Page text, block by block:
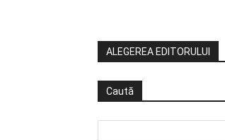
ALEGEREA EDITORULUI
Caută